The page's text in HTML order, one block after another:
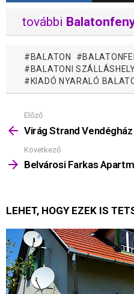
további
BALATON
BALATONI
KIADÓ NYARALÓ
Mutass
többet
Előző
Virág Strand
Következő
Belvárosi Farkas
LEHET, HOGY EZEK IS